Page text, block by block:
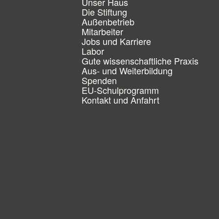
v
i
g
a
t
i
o
n
ü
b
e
r
Die Stiftung
Außenbetrieb
Mitarbeiter
Jobs und Karriere
Labor
Gute wissenschaftliche Praxis
Aus- und Weiterbildung
Spenden
EU-Schulprogramm
Kontakt und Anfahrt